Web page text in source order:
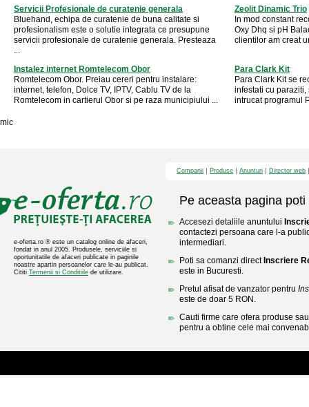
Servicii Profesionale de curatenie generala
Bluehand, echipa de curatenie de buna calitate si
profesionalism este o solutie integrata ce presupune
servicii profesionale de curatenie generala. Presteaza
...
Zeolit Dinamic Trio
In mod constant
Oxy Dhq si pH
clientilor am creat
Instalez internet Romtelecom Obor
Romtelecom Obor. Preiau cereri pentru instalare:
internet, telefon, Dolce TV, IPTV, Cablu TV de la
Romtelecom in cartierul Obor si pe raza municipiului ...
Para Clark Kit
Para Clark Kit se
infestati cu
intrucat programul
mic
e-oferta.ro ® este un catalog online de afaceri,
fondat in anul 2005. Produsele, serviciile si
oportunitatile de afaceri publicate in paginile
noastre apartin persoanelor care le-au publicat.
Cititi Termenii si Conditiile de utilizare.
Companii Produse Anunturi Director web
Pe aceasta pagina poti
Accesezi detaliile anuntului
contactezi persoana care l-a
intermediari.
Poti sa comanzi direct Inscriere
este in Bucuresti.
Pretul afisat de vanzator pentru
este de doar 5 RON.
Cauti firme care ofera produse
pentru a obtine cele mai